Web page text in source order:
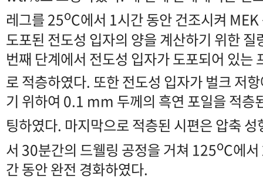
레그를 25oC에서 1시간 동안 건조시켜
도포된 전도성 입자의 양을 계산하기 위한
번째 단계에서 전도성 입자가 도포되어 있는
로 적층하였다. 또한 전도성 입자가 벌크 저
기 위하여 0.1 mm 두께의 흑연 포일을 적층
팅하였다. 마지막으로 적층된 시편은 압축
서 30분간의 드웰링 공정을 거쳐 125oC에
간 동안 완전 경화하였다.